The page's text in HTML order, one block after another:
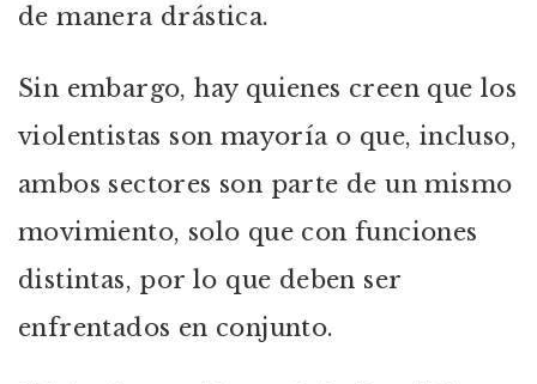
de manera drástica.
Sin embargo, hay quienes creen que los
violentistas son mayoría o que, incluso,
ambos sectores son parte de un mismo
movimiento, solo que con funciones
distintas, por lo que deben ser
enfrentados en conjunto.